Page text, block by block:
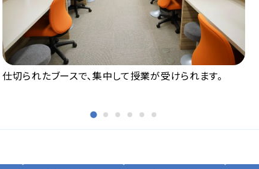
仕切られたブースで、集中して授業が受けられます。